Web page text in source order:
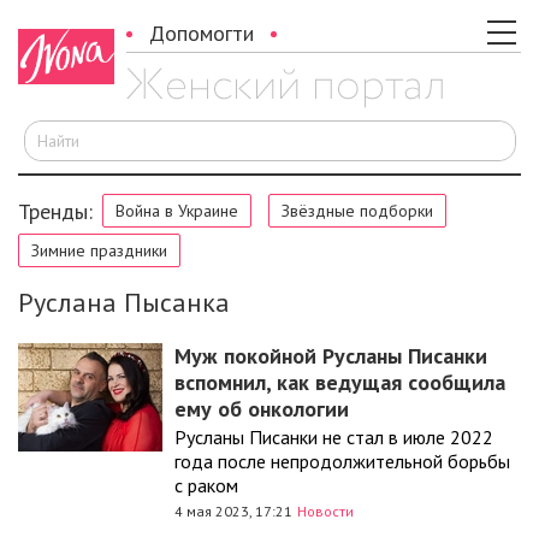
Допомогти
Тренды: Война в Украине
Звёздные подборки
Зимние праздники
Руслана Пысанка
Муж покойной Русланы Писанки
вспомнил, как ведущая сообщила
ему об онкологии
Русланы Писанки не стал в июле 2022
года после непродолжительной борьбы
с раком
4 мая 2023, 17:21 Новости